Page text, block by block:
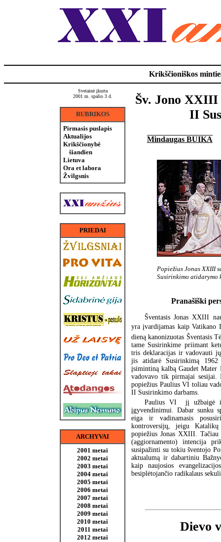
Krikščioniškos
Svetainė įkurta
2001 m. spalio 3 d.
RUBRIKOS
Pirmasis puslapis
Aktualijos
Krikščionybė
šiandien
Lietuva
Ora et labora
Žvilgsnis
PRIEDAI
ARCHYVAI
2001 metai
2002 metai
2003 metai
2004 metai
2005 metai
2006 metai
2007 metai
2008 metai
2009 metai
2010 metai
2011 metai
2012 metai
Šv. Jono
II
Mindaugas BUIKA
Popiežius Jonas XXIII
Susirinkimo atidarymo
Pranašiški
Šventasis Jonas XXIII
yra įvardijamas kaip
dieną kanonizuotas Šventasis
tame Susirinkime priimant
tris deklaracijas ir vadovauti
jis atidarė Susirinkimą 1962
įsimintiną kalbą Gaudet
vadovavo tik pirmajai
popiežius Paulius VI toliau
II Susirinkimo darbams.
Paulius VI jį užbaigė ir
įgyvendinimui. Dabar sunku
eiga ir vadinamasis
kontroversijų, jeigu
popiežius Jonas XXIII.
(aggiornamento) intencija
susipažinti su tokiu šventojo
aktualumą ir dabartiniu
kaip naujosios
besiplėtojančio radikalaus
Dievo